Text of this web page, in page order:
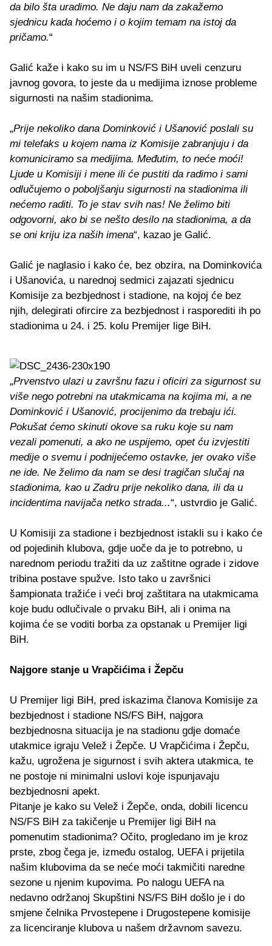
da bilo šta uradimo. Ne daju nam da zakažemo
sjednicu kada hoćemo i o kojim temam na istoj da
pričamo.“
Galić kaže i kako su im u NS/FS BiH uveli cenzuru
javnog govora, to jeste da u medijima iznose probleme
sigurnosti na našim stadionima.
„Prije nekoliko dana Dominković i Ušanović poslali su
mi telefaks u kojem nama iz Komisije zabranjuju i da
komuniciramo sa medijima. Međutim, to neće moći!
Ljude u Komisiji i mene ili će pustiti da radimo i sami
odlučujemo o poboljšanju sigurnosti na stadionima ili
nećemo raditi. To je stav svih nas! Ne želimo biti
odgovorni, ako bi se nešto desilo na stadionima, a da
se oni kriju iza naših imena“, kazao je Galić.
Galić je naglasio i kako će, bez obzira, na Dominkovića
i Ušanovića, u narednoj sedmici zajazati sjednicu
Komisije za bezbjednost i stadione, na kojoj će bez
njih, delegirati ofircire za bezbjednost i rasporediti ih po
stadionima u 24. i 25. kolu Premijer lige BiH.
„Prvenstvo ulazi u završnu fazu i oficiri za sigurnost su
više nego potrebni na utakmicama na kojima mi, a ne
Dominković i Ušanović, procijenimo da trebaju ići.
Pokušat ćemo skinuti okove sa ruku koje su nam
vezali pomenuti, a ako ne uspijemo, opet ću izvjestiti
medije o svemu i podnijećemo ostavke, jer ovako više
ne ide. Ne želimo da nam se desi tragičan slučaj na
stadionima, kao u Zadru prije nekoliko dana, ili da u
incidentima navijača netko strada...“, ustvrdio je Galić.
U Komisiji za stadione i bezbjednost istakli su i kako će
od pojedinih klubova, gdje uoče da je to potrebno, u
narednom periodu tražiti da uz zaštitne ograde i zidove
tribina postave spužve. Isto tako u završnici
šampionata tražiće i veći broj zaštitara na utakmicama
koje budu odlučivale o prvaku BiH, ali i onima na
kojima će se voditi borba za opstanak u Premijer ligi
BiH.
Najgore stanje u Vrapčićima i Žepču
U Premijer ligi BiH, pred iskazima članova Komisije za
bezbjednost i stadione NS/FS BiH, najgora
bezbjednosna situacija je na stadionu gdje domaće
utakmice igraju Velež i Žepče. U Vrapčićima i Žepču,
kažu, ugrožena je sigurnost i svih aktera utakmica, te
ne postoje ni minimalni uslovi koje ispunjavaju
bezbjednosni apekt.
Pitanje je kako su Velež i Žepče, onda, dobili licencu
NS/FS BiH za takičenje u Premijer ligi BiH na
pomenutim stadionima? Očito, progledano im je kroz
prste, zbog čega je, između ostalog, UEFA i prijetila
našim klubovima da se neće moći takmičiti naredne
sezone u njenim kupovima. Po nalogu UEFA na
nedavno održanoj Skupštini NS/FS BiH došlo je i do
smjene čelnika Prvostepene i Drugostepene komisije
za licenciranje klubova u našem državnom savezu.